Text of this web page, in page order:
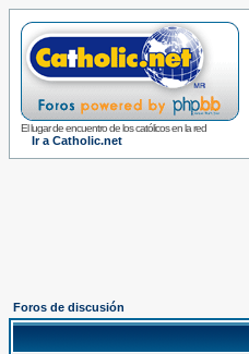
El lugar de encuentro de los católicos en la red
Ir a Catholic.net
Foros de discusión